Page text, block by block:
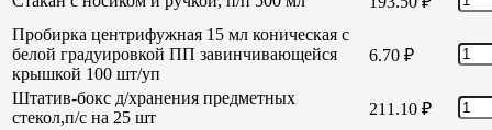
Пробирка центрифужная 15 мл коническая с
белой градуировкой ПП завинчивающейся
крышкой 100 шт/уп
6.70 ₽
Штатив-бокс д/хранения предметных
стекол,п/с на 25 шт
211.10 ₽